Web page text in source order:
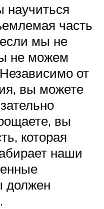
часть
мы не
не можем
от
вы можете
вы
которая
наши
должен